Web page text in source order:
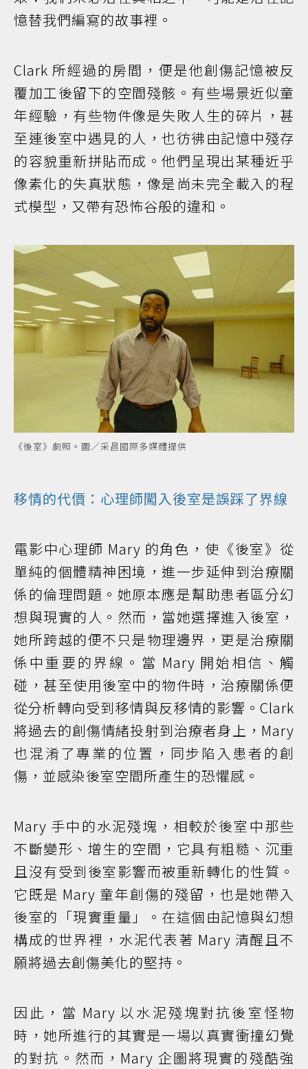
憶替我們編寫的故事裡。
Clark 所經過的房間，便是他創傷記憶被反
覆加工後留下的空間殘骸。有些場景近似童
年經驗，有些物件像是失敗人生的碎片，甚
至連後室中遇見的人，也彷彿由記憶中殘存
的容貌重新拼貼而成。他們呈現出某種近乎
像素化的失真狀態，像是尚未完全載入的程
式模型，又帶有恐怖谷般的違和。
《後室》劇照。圖／采昌國際多媒體提供
移情的代價：心理師闖入後室是誤踩了界線
電影中心理師 Mary 的角色，使《後室》從
單純的個體精神困境，進一步延伸到治療關
係的倫理問題。她原本應是幫助患者區分幻
想與現實的人。然而，當她選擇進入後室，
她所跨越的便不只是物理邊界，更是治療關
係中重要的界線。當 Mary 開始相信、觸
碰，甚至使用後室中的物件時，治療關係便
從分析轉向受到移情與反移情的影響。Clark
將過去的創傷情緒投射到治療者身上，Mary
也混淆了專業的位置，同步陷入患者的創
傷，並感染後室空間所產生的恐懼感。
Mary 手中的水泥殘塊，相較於後室中那些
不斷變形、增生的空間，它具有粗糙、沉重
且沒有受到後室影響而被重新轉化的性質。
它既是 Mary 童年創傷的殘留，也是她帶入
後室的「現實重量」。在這個由記憶與幻想
構成的世界裡，水泥代表著 Mary 清醒且不
願將過去創傷美化的堅持。
因此，當 Mary 以水泥殘塊對抗後室怪物
時，她所進行的其實是一場以真實衝撞幻覺
的對抗。然而，Mary 企圖將現實的殘酷強